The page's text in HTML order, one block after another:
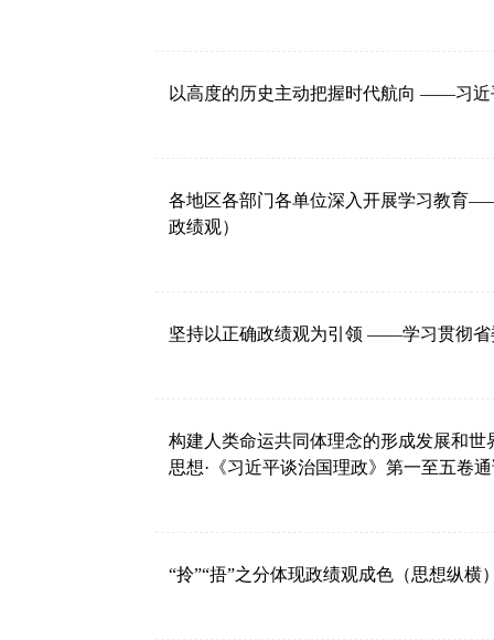
以高度的历史主动把握时代航向 ——习
各地区各部门各单位深入开展学习教育
政绩观）
坚持以正确政绩观为引领 ——学习贯彻省
构建人类命运共同体理念的形成发展和
思想·《习近平谈治国理政》第一至五
“拎”“捂”之分体现政绩观成色（思想纵横